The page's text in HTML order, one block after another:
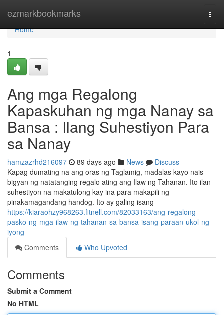
ezmarkbookmarks
Home
Home
1
Ang mga Regalong
Kapaskuhan ng mga Nanay sa
Bansa : Ilang Suhestiyon Para
sa Nanay
hamzazrhd216097 89 days ago News
Discuss
Kapag dumating na ang oras ng Taglamig, madalas kayo nais
bigyan ng natatanging regalo ating ang Ilaw ng Tahanan. Ito ilan
suhestiyon na makatulong kay ina para makapili ng
pinakamagandang handog. Ito ay galing isang
https://kiaraohzy968263.fitnell.com/82033163/ang-regalong-
pasko-ng-mga-ilaw-ng-tahanan-sa-bansa-isang-paraan-ukol-ng-
iyong
Comments
Who Upvoted
Comments
Submit a Comment
No HTML